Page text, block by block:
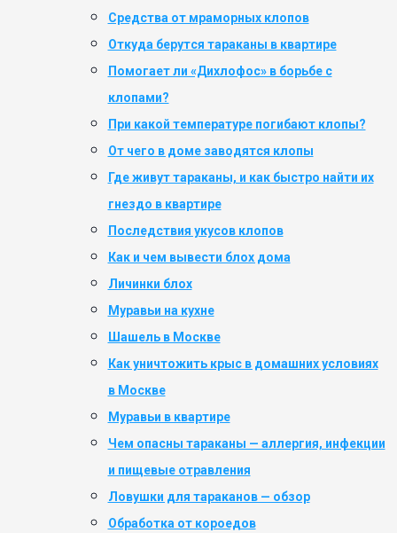
Средства от мраморных клопов
Откуда берутся тараканы в квартире
Помогает ли «Дихлофос» в борьбе с
клопами?
При какой температуре погибают клопы?
От чего в доме заводятся клопы
Где живут тараканы, и как быстро найти их
гнездо в квартире
Последствия укусов клопов
Как и чем вывести блох дома
Личинки блох
Муравьи на кухне
Шашель в Москве
Как уничтожить крыс в домашних условиях
в Москве
Муравьи в квартире
Чем опасны тараканы — аллергия, инфекции
и пищевые отравления
Ловушки для тараканов — обзор
Обработка от короедов